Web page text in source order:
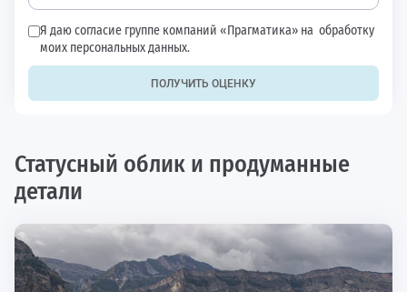
Я даю согласие группе компаний «Прагматика» на обработку
моих персональных данных.
ПОЛУЧИТЬ ОЦЕНКУ
Статусный облик и продуманные
детали